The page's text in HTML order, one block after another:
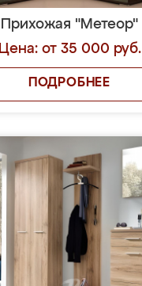
Прихожая "Метеор"
Цена: от 35 000 руб.
ПОДРОБНЕЕ